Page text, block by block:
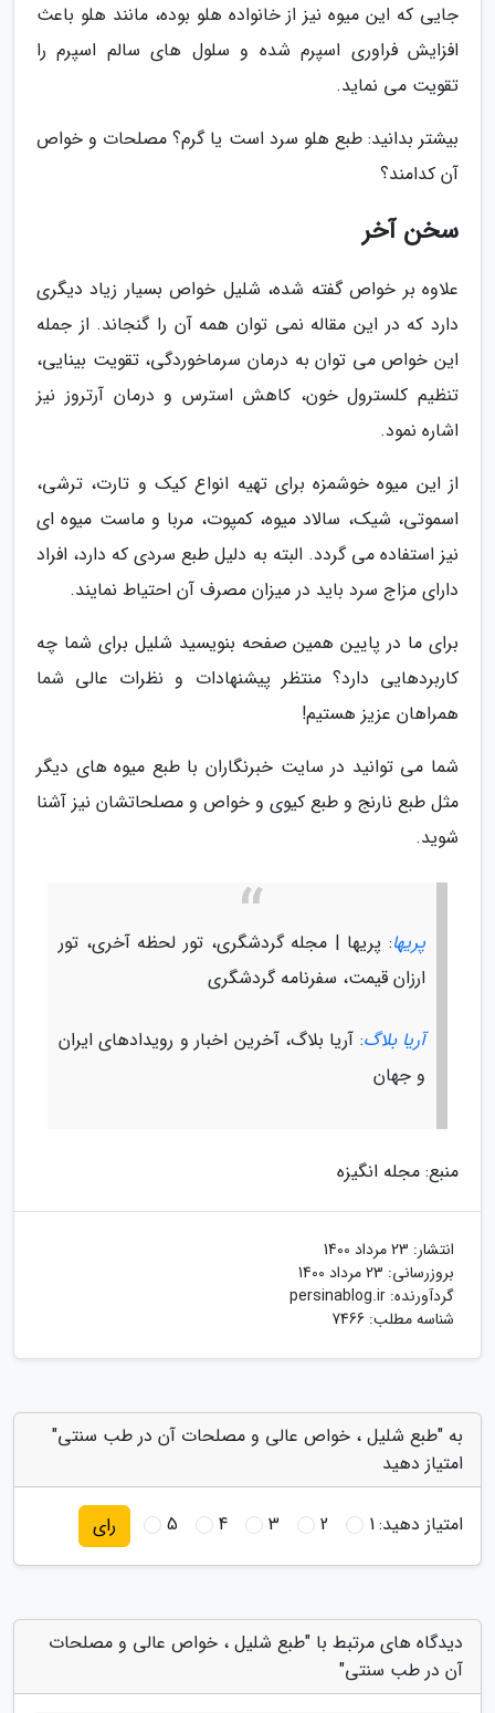
جایی که این میوه نیز از خانواده هلو بوده، مانند هلو باعث
افزایش فراوری اسپرم شده و سلول های سالم اسپرم را
تقویت می نماید.
بیشتر بدانید: طبع هلو سرد است یا گرم؟ مصلحات و خواص
آن کدامند؟
سخن آخر
علاوه بر خواص گفته شده، شلیل خواص بسیار زیاد دیگری
دارد که در این مقاله نمی توان همه آن را گنجاند. از جمله
این خواص می توان به درمان سرماخوردگی، تقویت بینایی،
تنظیم کلسترول خون، کاهش استرس و درمان آرتروز نیز
اشاره نمود.
از این میوه خوشمزه برای تهیه انواع کیک و تارت، ترشی،
اسموتی، شیک، سالاد میوه، کمپوت، مربا و ماست میوه ای
نیز استفاده می گردد. البته به دلیل طبع سردی که دارد، افراد
دارای مزاج سرد باید در میزان مصرف آن احتیاط نمایند.
برای ما در پایین همین صفحه بنویسید شلیل برای شما چه
کاربردهایی دارد؟ منتظر پیشنهادات و نظرات عالی شما
همراهان عزیز هستیم!
شما می توانید در سایت خبرنگاران با طبع میوه های دیگر
مثل طبع نارنج و طبع کیوی و خواص و مصلحاتشان نیز آشنا
شوید.
پریها: پریها | مجله گردشگری، تور لحظه آخری، تور
ارزان قیمت، سفرنامه گردشگری
آریا بلاگ: آریا بلاگ، آخرین اخبار و رویدادهای ایران
و جهان
منبع: مجله انگیزه
انتشار: 23 مرداد 1400
بروزرسانی: 23 مرداد 1400
گردآورنده: persinablog.ir
شناسه مطلب: 7466
به "طبع شلیل ، خواص عالی و مصلحات آن در طب سنتی"
امتیاز دهید
امتیاز دهید:1
2
3
4
5 رای
دیدگاه های مرتبط با "طبع شلیل ، خواص عالی و مصلحات
آن در طب سنتی"